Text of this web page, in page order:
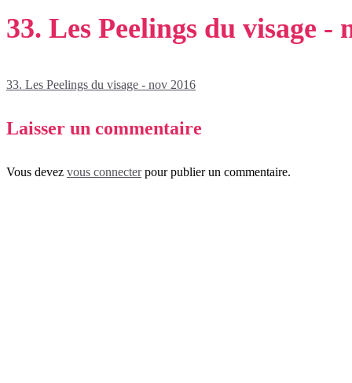
33. Les Peelings du visage -
33. Les Peelings du visage - nov 2016
Laisser un commentaire
Vous devez vous connecterpour publier un commentaire.